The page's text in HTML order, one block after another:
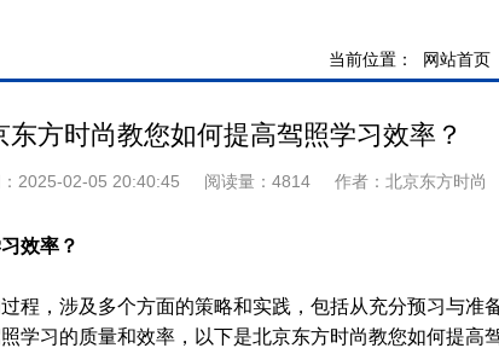
当前位置： 网站首页
东方时尚教您如何提高驾照学习效率？
2025-02-05 20:40:45 阅读量： 4814 作者： 北京东方时尚
效率？
程，涉及多个方面的策略和实践，包括从充分预习与准
学习的质量和效率，以下是北京东方时尚教您如何提高